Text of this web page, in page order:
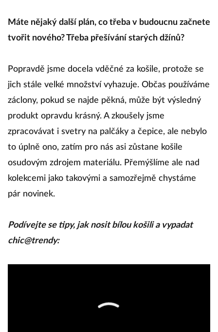
Máte nějaký další plán, co třeba v budoucnu začnete
tvořit nového? Třeba přešívání starých džínů?
Popravdě jsme docela vděčné za košile, protože se
jich stále velké množství vyhazuje. Občas používáme
záclony, pokud se najde pěkná, může být výsledný
produkt opravdu krásný. A zkoušely jsme
zpracovávat i svetry na palčáky a čepice, ale nebylo
to úplně ono, zatím pro nás asi zůstane košile
osudovým zdrojem materiálu. Přemýšlíme ale nad
kolekcemi jako takovými a samozřejmě chystáme
pár novinek.
Podívejte se tipy, jak nosit bílou košili a vypadat
chic@trendy: